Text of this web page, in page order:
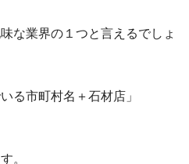
な業界の１つと言えるでしょ
る市町村名＋石材店」
。